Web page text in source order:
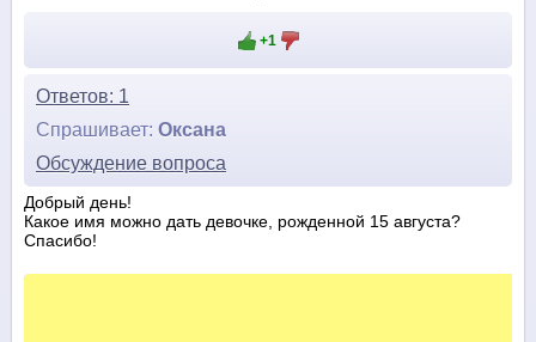
+1
Ответов: 1
Спрашивает: Оксана
Обсуждение вопроса
Добрый день!
Какое имя можно дать девочке, рожденной 15 августа?
Спасибо!